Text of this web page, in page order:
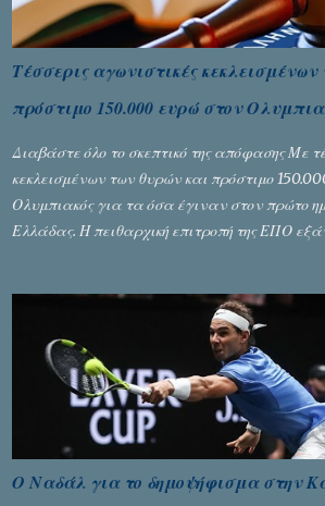
Τέσσερις αγωνιστικές
πρόστιμο 150.000 ευρώ στον
Διαβάστε όλο το σκεπτικό της απόφασης Με
κεκλεισμένων των θυρών και πρόστιμο
Ολυμπιακός για τα όσα έγιναν στον πρώτο
Ελλάδας. Η πειθαρχική επιτροπή της ΕΠΟ
αφαίρεσης βαθμών, όπως απαιτούσαν, αφού
εφικτό, σύμφωνα με τα στοιχεία...
Ο Ναδάλ για το δημοψήφισμα στην